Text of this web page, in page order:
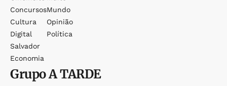
Concursos
Cultura
Digital
Salvador
Economia
Mundo
Opinião
Política
GrupoA TARDE